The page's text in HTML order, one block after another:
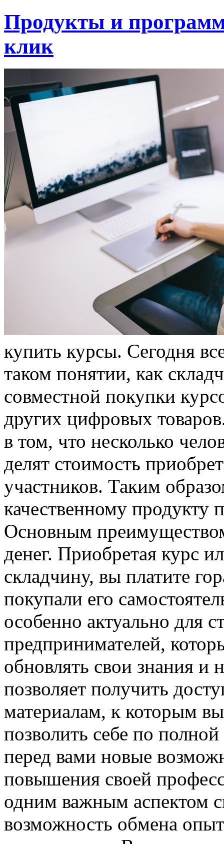
Продукты и
клик
купить курсы. Сегодня
таком понятии, как
совместной покупки
других цифровых
в том, что несколько
делят стоимость
участников. Таким
качественному продукту
Основным
денег. Приобретая курс
складчину, вы платите
покупали его
особенно актуально для
предпринимателей,
обновлять свои знания и
позволяет получить
материалам, к которым
позволить себе по
перед вами новые
повышения своей
одним важным аспектом
возможность обмена